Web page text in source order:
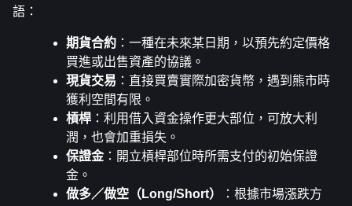
語：
期貨合約 ：一種在未來某日期，以預先約定價格
買進或出售資產的協議。
現貨交易 ：直接買賣實際加密貨幣，遇到熊市時
獲利空間有限。
槓桿 ：利用借入資金操作更大部位，可放大利
潤，也會加重損失。
保證金：開立槓桿部位時所需支付的初始保證
金。
做多／做空（Long/Short）
：根據市場漲跌方